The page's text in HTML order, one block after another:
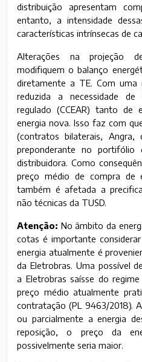
distribuição apresentam
entanto, a intensidade
características intrínsecas de
Alterações na projeção
modifiquem o balanço
diretamente a TE. Com uma
reduzida a necessidade
regulado (CCEAR) tanto de
energia nova. Isso faz com
(contratos bilaterais,
preponderante no
distribuidora. Como
preço médio de compra de
também é afetada a
não técnicas da TUSD.
Atenção: No âmbito da
cotas é importante
energia atualmente é
da Eletrobras. Uma possível
a Eletrobras saísse do
preço médio atualmente
contratação (PL 9463/2018).
ou parcialmente a energia
reposição, o preço da
possivelmente seria maior.